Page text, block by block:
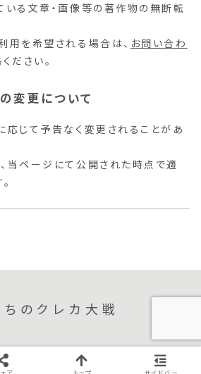
いる文章・画像等の著作物の無断転
用を希望される場合は、 お問い合わ
ださい。
変更について
応じて予告なく変更されることがあ
当ページにて公開された時点で適
ちのクレカ大戦
私たちのクレカ大戦.